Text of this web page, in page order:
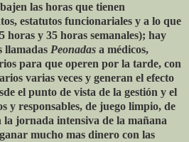
las horas que tienen
estatutos funcionariales y a lo que
horas y 35 horas semanales); hay
llamadas Peonadas a médicos,
para que operen por la tarde, con
varias veces y generan el efecto
el punto de vista de la gestión y el
y responsables, de juego limpio, de
jornada intensiva de la mañana
mucho mas dinero con las